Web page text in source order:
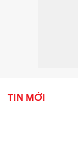
TIN MỚI